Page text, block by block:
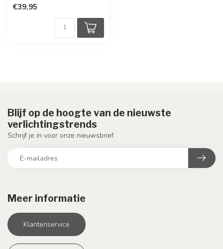
€39,95
Meer informatie
Klantenservice
Blijf op de hoogte van de nieuwste
verlichtingstrends
Schrijf je in voor onze nieuwsbrief.